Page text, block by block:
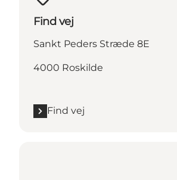
Find vej
Sankt Peders Stræde 8E
4000 Roskilde
Find vej